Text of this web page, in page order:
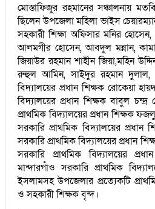
মোস্তাফিজুর রহমানের সঞ্চালনায়
ছিলেন উপজেলা মহিলা ভাইস
সহকারী শিক্ষা অফিসার মনির হোসেন,
আলমগীর হোসেন, আবদুল মন্নান,
জিয়াউর রহমান শাহীন জিয়া,মহিন
রুহুল আমিন, সাইদুর রহমান দুলাল,
বিদ্যালয়ের প্রধান শিক্ষক রোকেয়া
বিদ্যালয়ের প্রধান শিক্ষক বাবুল
প্রাথমিক বিদ্যালয়ের প্রধান শিক্ষক
সরকারি প্রাথমিক বিদ্যালয়ের প্রধান
সরকারি প্রাথমিক বিদ্যালয়ের প্রধান
সরকারি প্রাথমিক বিদ্যালয়ের
মান্দারগাঁও সরকারি প্রাথমিক
ইসলামসহ উপজেলার প্রত্যেকটি
ও সহকারী শিক্ষক বৃন্দ।